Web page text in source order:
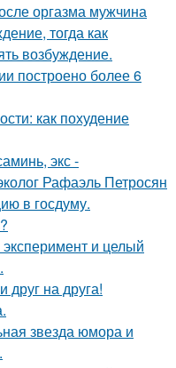
оргазма мужчина
тогда как
возбуждение.
построено более 6
как похудение
экс -
Рафаэль Петросян
в госдуму.
и целый
друг на друга!
звезда юмора и